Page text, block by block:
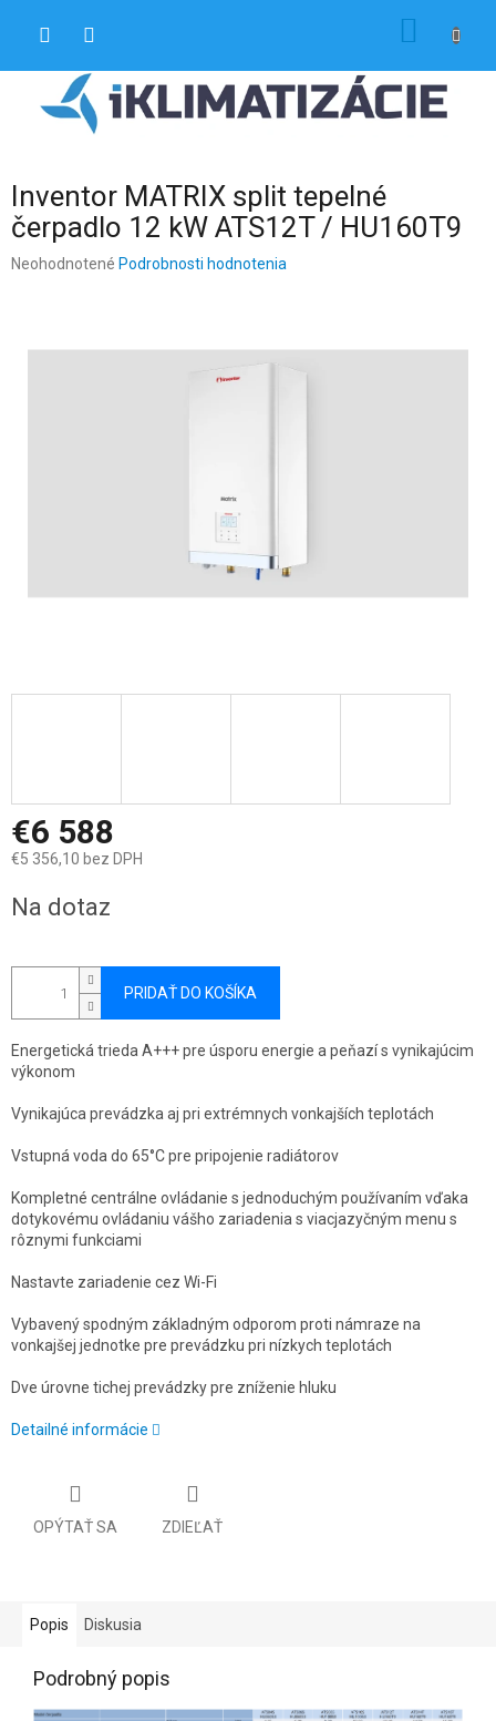
Inventor MATRIX split tepelné
čerpadlo 12 kW ATS12T / HU160T9
Priemerné
0,0
Neohodnotené Podrobnosti hodnotenia
€6 588
€5 356,10 bez DPH
cena:
Na dotaz
PRIDAŤ DO KOŠÍKA
Energetická trieda A+++ pre úsporu energie a peňazí s vynikajúcim
výkonom
Vynikajúca prevádzka aj pri extrémnych vonkajších teplotách
Vstupná voda do 65°C pre pripojenie radiátorov
Kompletné centrálne ovládanie s jednoduchým používaním vďaka
dotykovému ovládaniu vášho zariadenia s viacjazyčným menu s
rôznymi funkciami
Nastavte zariadenie cez Wi-Fi
Vybavený spodným základným odporom proti námraze na
vonkajšej jednotke pre prevádzku pri nízkych teplotách
Dve úrovne tichej prevádzky pre zníženie hluku
Detailné informácie
OPÝTAŤ SA ZDIEĽAŤ
Popis Diskusia
Podrobný popis